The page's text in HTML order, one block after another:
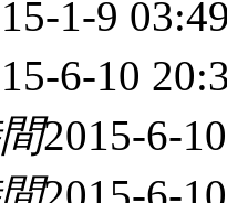
1-9
6-10
2015-6-